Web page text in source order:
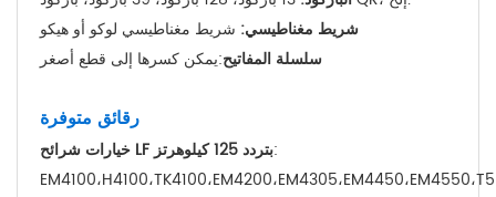
شريط مغناطيسي: شريط مغناطيسي لوكو أو هيكو
سلسلة المفاتيح:يمكن كسرها إلى قطع أصغر
رقائق متوفرة
خيارات شرائح LF بتردد 125 كيلوهرتز: